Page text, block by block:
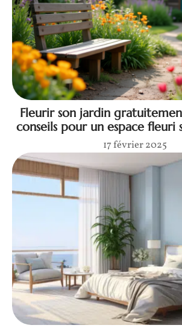
Fleurir son jardin
conseils pour un espace fleuri
17 février 2025